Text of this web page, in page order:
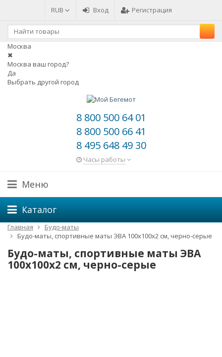
RUB Вход Регистрация
Москва
✖
Москва ваш город?
Да
Выбрать другой город
8 800 500 64 01
8 800 500 66 41
8 495 648 49 30
Часы работы
Меню
Каталог
Главная
Будо-маты
Будо-маты, спортивные маты ЭВА 100х100x2 см, черно-серые
Будо-маты, спортивные маты ЭВА
100х100x2 см, черно-серые